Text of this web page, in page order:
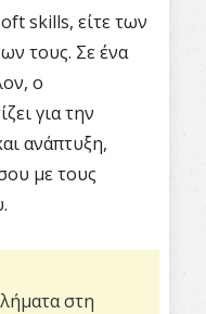
skills, είτε των
τους. Σε ένα
ο
για την
ανάπτυξη,
με τους
στη